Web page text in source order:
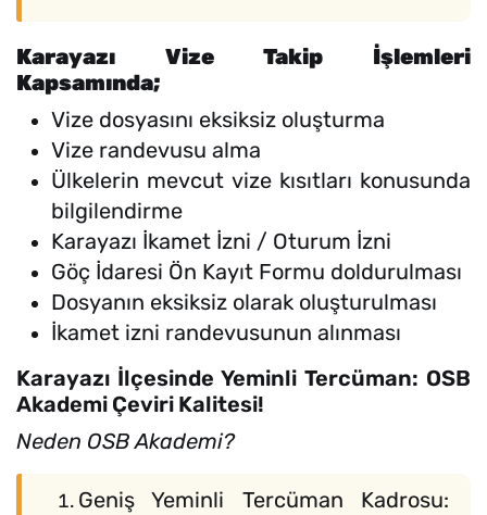
Karayazı Vize Takip İşlemleri
Kapsamında;
Vize dosyasını eksiksiz oluşturma
Vize randevusu alma
Ülkelerin mevcut vize kısıtları konusunda
bilgilendirme
Karayazı İkamet İzni / Oturum İzni
Göç İdaresi Ön Kayıt Formu doldurulması
Dosyanın eksiksiz olarak oluşturulması
İkamet izni randevusunun alınması
Karayazı İlçesinde Yeminli Tercüman: OSB
Akademi Çeviri Kalitesi!
Neden OSB Akademi?
Geniş Yeminli Tercüman Kadrosu: